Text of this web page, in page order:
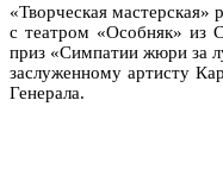
«Творческая мастерская»
с театром «Особняк» из
приз «Симпатии жюри за
заслуженному артисту
Генерала.